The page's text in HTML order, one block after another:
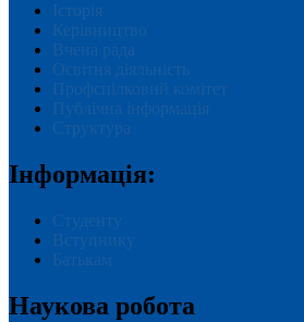
Історія
Керівництво
Вчена рада
Освітня діяльність
Профспілковий комітет
Публічна інформація
Структура
Інформація:
Студенту
Вступнику
Батькам
Наукова робота